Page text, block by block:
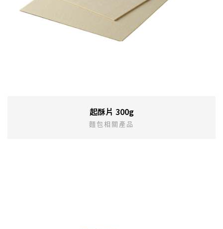
起酥片 300g
麵包相關產品